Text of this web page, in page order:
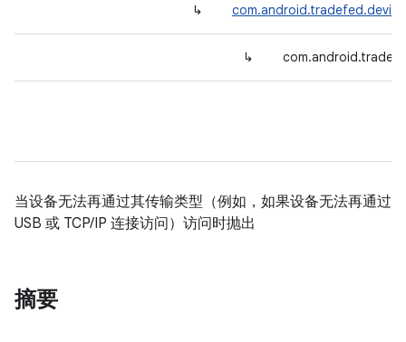
↳
↳
当设备无法再通过其传输类型（例如，如果设备无法再通过
USB 或 TCP/IP 连接访问）访问时抛出
摘要